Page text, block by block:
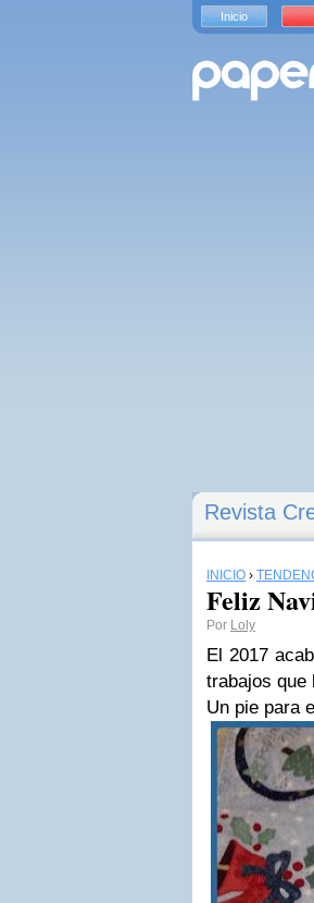
Revista
INICIO ›
Feliz
Por Loly
El 2017
trabajos que
Un pie para
Inicio